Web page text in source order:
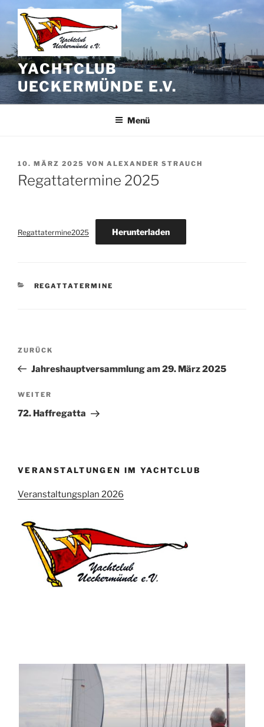
Zum
Inhalt
springen
YACHTCLUB
UECKERMÜNDE E.V.
Menü
VERÖFFENTLICHT
AM
10. MÄRZ 2025 VON ALEXANDER STRAUCH
Regattatermine 2025
Regattatermine2025 Herunterladen
KATEGORIEN
REGATTATERMINE
Beitragsnavigation
Vorheriger
Beitrag
ZURÜCK
Jahreshauptversammlung am 29. März 2025
Nächster
Beitrag
WEITER
72. Haffregatta
VERANSTALTUNGEN IM YACHTCLUB
Veranstaltungsplan 2026